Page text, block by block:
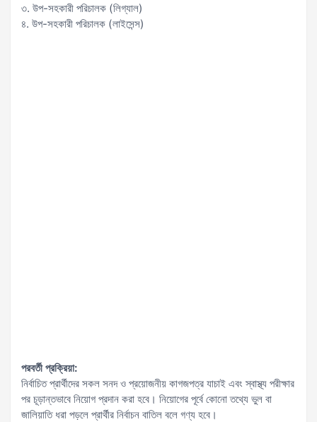
৩. উপ-সহকারী পরিচালক (লিগ্যাল)
৪. উপ-সহকারী পরিচালক (লাইসেন্স)
পরবর্তী প্রক্রিয়া:
নির্বাচিত প্রার্থীদের সকল সনদ ও প্রয়োজনীয় কাগজপত্র যাচাই এবং স্বাস্থ্য পরীক্ষার
পর চূড়ান্তভাবে নিয়োগ প্রদান করা হবে। নিয়োগের পূর্বে কোনো তথ্যে ভুল বা
জালিয়াতি ধরা পড়লে প্রার্থীর নির্বাচন বাতিল বলে গণ্য হবে।